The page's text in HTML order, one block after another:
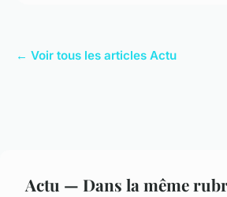
← Voir tous les articles Actu
Actu — Dans la même